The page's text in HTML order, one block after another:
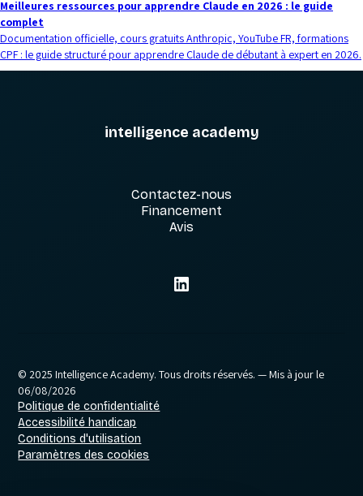
Meilleures ressources pour apprendre Claude en 2026 : le guide
complet
Documentation officielle, cours gratuits Anthropic, YouTube FR, formations
CPF : le guide structuré pour apprendre Claude de débutant à expert en 2026.
intelligence academy
Contactez-nous
Financement
Avis
© 2025 Intelligence Academy. Tous droits réservés. — Mis à jour le
06/08/2026
Politique de confidentialité
Accessibilité handicap
Conditions d'utilisation
Paramètres des cookies